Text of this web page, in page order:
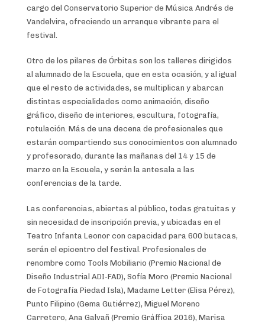
cargo del Conservatorio Superior de Música Andrés de
Vandelvira, ofreciendo un arranque vibrante para el
festival.
Otro de los pilares de Órbitas son los talleres dirigidos
al alumnado de la Escuela, que en esta ocasión, y al igual
que el resto de actividades, se multiplican y abarcan
distintas especialidades como animación, diseño
gráfico, diseño de interiores, escultura, fotografía,
rotulación. Más de una decena de profesionales que
estarán compartiendo sus conocimientos con alumnado
y profesorado, durante las mañanas del 14 y 15 de
marzo en la Escuela, y serán la antesala a las
conferencias de la tarde.
Las conferencias, abiertas al público, todas gratuitas y
sin necesidad de inscripción previa, y ubicadas en el
Teatro Infanta Leonor con capacidad para 600 butacas,
serán el epicentro del festival. Profesionales de
renombre como Tools Mobiliario (Premio Nacional de
Diseño Industrial ADI-FAD), Sofía Moro (Premio Nacional
de Fotografía Piedad Isla), Madame Letter (Elisa Pérez),
Punto Filipino (Gema Gutiérrez), Miguel Moreno
Carretero, Ana Galvañ (Premio Gráffica 2016), Marisa